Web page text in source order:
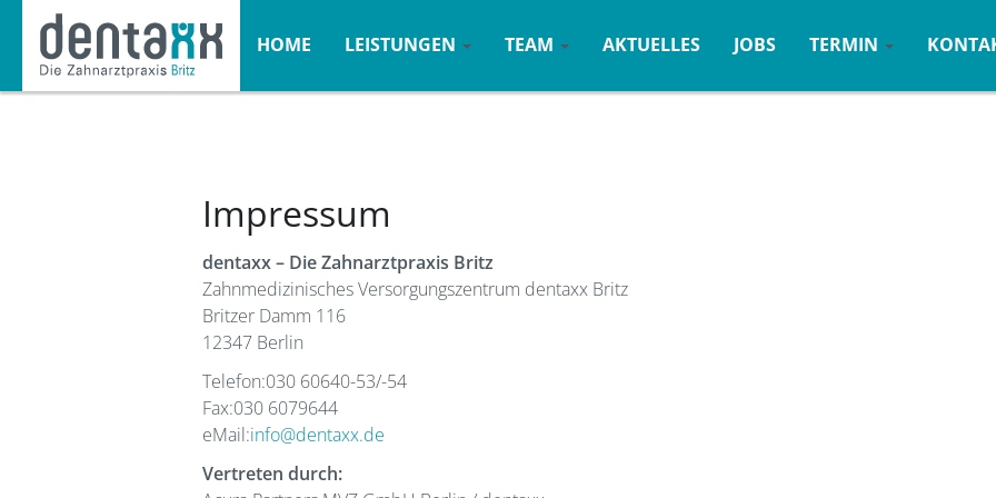
HOME LEISTUNGEN TEAM AKTUELLES JOBS TERMIN
Impressum
dentaxx – Die Zahnarztpraxis Britz
Zahnmedizinisches Versorgungszentrum dentaxx Britz
Britzer Damm 116
12347 Berlin
Telefon:030 60640-53/-54
Fax:030 6079644
eMail:info@dentaxx.de
Vertreten durch: